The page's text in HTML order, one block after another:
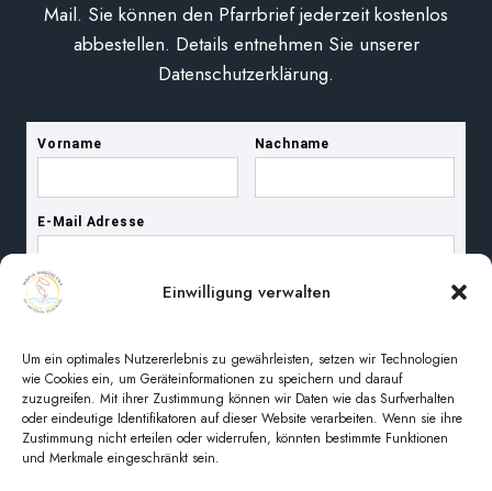
Einwilligung verwalten
Um ein optimales Nutzererlebnis zu gewährleisten, setzen wir Technologien
wie Cookies ein, um Geräteinformationen zu speichern und darauf
zuzugreifen. Mit ihrer Zustimmung können wir Daten wie das Surfverhalten
oder eindeutige Identifikatoren auf dieser Website verarbeiten. Wenn sie ihre
Zustimmung nicht erteilen oder widerrufen, könnten bestimmte Funktionen
und Merkmale eingeschränkt sein.
Mail. Sie können den Pfarrbrief jederzeit kostenlos
abbestellen. Details entnehmen Sie unserer
Datenschutzerklärung.